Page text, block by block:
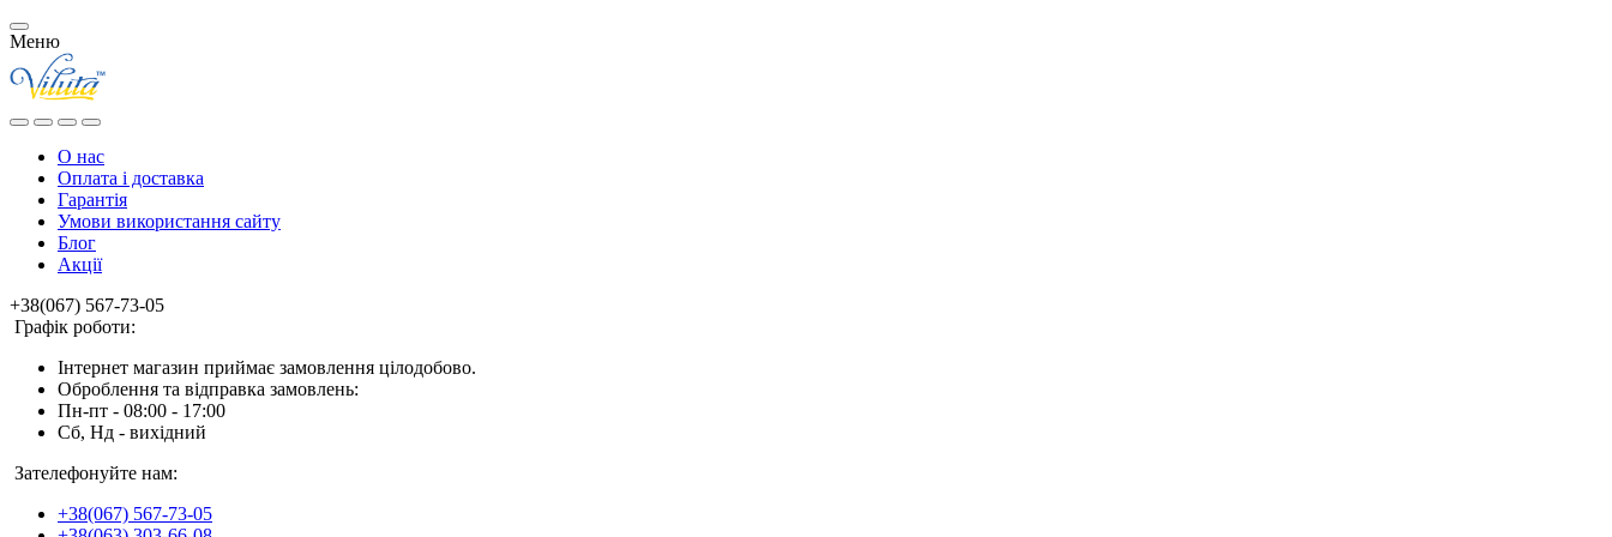
Меню
О нас
Оплата і доставка
Гарантія
Умови використання сайту
Блог
Акції
+38(067) 567-73-05
Графік роботи:
Інтернет магазин приймає замовлення цілодобово.
Оброблення та відправка замовлень:
Пн-пт - 08:00 - 17:00
Сб, Нд - вихідний
Зателефонуйте нам:
+38(067) 567-73-05